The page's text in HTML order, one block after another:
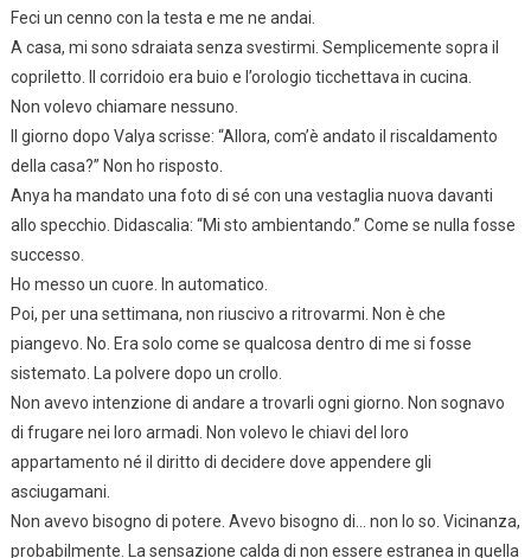
Feci un cenno con la testa e me ne andai.
A casa, mi sono sdraiata senza svestirmi. Semplicemente sopra il
copriletto. Il corridoio era buio e l’orologio ticchettava in cucina.
Non volevo chiamare nessuno.
Il giorno dopo Valya scrisse: “Allora, com’è andato il riscaldamento
della casa?” Non ho risposto.
Anya ha mandato una foto di sé con una vestaglia nuova davanti
allo specchio. Didascalia: “Mi sto ambientando.” Come se nulla fosse
successo.
Ho messo un cuore. In automatico.
Poi, per una settimana, non riuscivo a ritrovarmi. Non è che
piangevo. No. Era solo come se qualcosa dentro di me si fosse
sistemato. La polvere dopo un crollo.
Non avevo intenzione di andare a trovarli ogni giorno. Non sognavo
di frugare nei loro armadi. Non volevo le chiavi del loro
appartamento né il diritto di decidere dove appendere gli
asciugamani.
Non avevo bisogno di potere. Avevo bisogno di… non lo so. Vicinanza,
probabilmente. La sensazione calda di non essere estranea in quella